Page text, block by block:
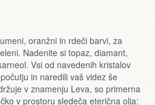
oranžni in rdeči barvi, za
Nadenite si topaz, diamant,
Vsi od navedenih kristalov
in naredili vaš videz še
v znamenju Leva, so primerna
v prostoru sledeča eterična olja: